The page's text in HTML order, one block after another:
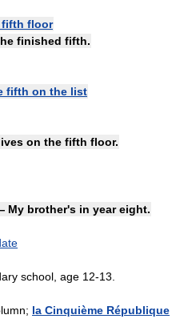
fifth floor
finished fifth.
fifth on the list
on the fifth floor.
My brother's in year eight.
school, age 12-13.
la Cinquième République